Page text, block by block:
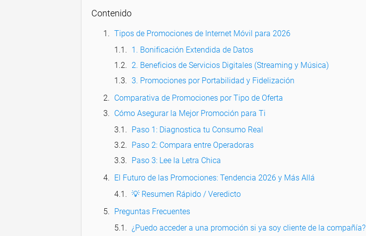
Contenido
Tipos de Promociones de Internet Móvil para 2026
1. Bonificación Extendida de Datos
2. Beneficios de Servicios Digitales (Streaming y Música)
3. Promociones por Portabilidad y Fidelización
Comparativa de Promociones por Tipo de Oferta
Cómo Asegurar la Mejor Promoción para Ti
Paso 1: Diagnostica tu Consumo Real
Paso 2: Compara entre Operadoras
Paso 3: Lee la Letra Chica
El Futuro de las Promociones: Tendencia 2026 y Más Allá
💡 Resumen Rápido / Veredicto
Preguntas Frecuentes
¿Puedo acceder a una promoción si ya soy cliente de la compañía?